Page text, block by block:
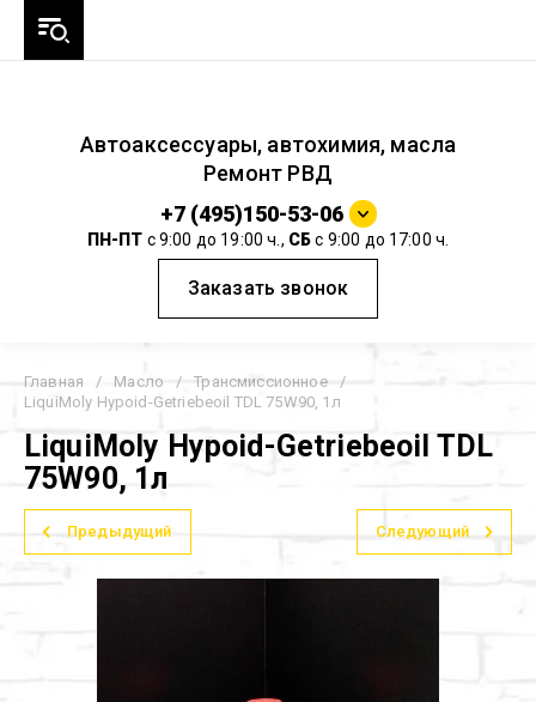
Автоаксессуары, автохимия, масла
Ремонт РВД
+7 (495)150-53-06
ПН-ПТ с 9:00 до 19:00 ч., СБс 9:00 до 17:00 ч.
Заказать звонок
Главная / Масло / Трансмиссионное
/
LiquiMoly Hypoid-Getriebeoil TDL 75W90, 1л
LiquiMoly Hypoid-Getriebeoil TDL
75W90, 1л
Предыдущий Следующий